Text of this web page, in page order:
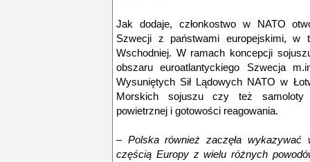
Jak dodaje, członkostwo w NATO
Szwecji z państwami europejskimi, w
Wschodniej. W ramach koncepcji
obszaru euroatlantyckiego Szwecja
Wysuniętych Sił Lądowych NATO w
Morskich sojuszu czy też samoloty
powietrznej i gotowości reagowania.
– Polska również zaczęła wykazywać
częścią Europy z wielu różnych